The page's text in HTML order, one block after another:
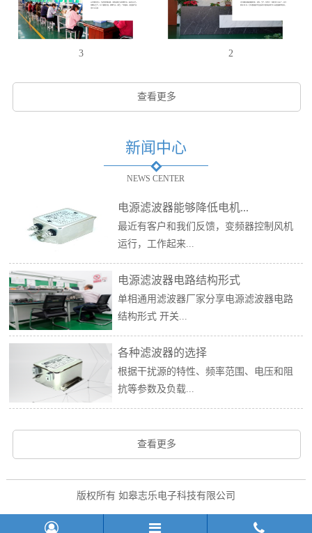
3 2
查看更多
新闻中心
NEWS CENTER
电源滤波器能够降低电机...
最近有客户和我们反馈，变频器控制风机
运行，工作起来...
电源滤波器电路结构形式
单相通用滤波器厂家分享电源滤波器电路
结构形式 开关...
各种滤波器的选择
根据干扰源的特性、频率范围、电压和阻
抗等参数及负载...
查看更多
版权所有 如皋志乐电子科技有限公司